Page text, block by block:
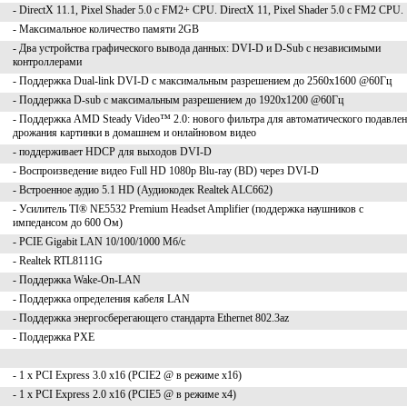
- DirectX 11.1, Pixel Shader 5.0 с FM2+ CPU. DirectX 11, Pixel Shader 5.0 с FM2 CPU.
- Максимальное количество памяти 2GB
- Два устройства графического вывода данных: DVI-D и D-Sub с независимыми
контроллерами
- Поддержка Dual-link DVI-D с максимальным разрешением до 2560x1600 @60Гц
- Поддержка D-sub с максимальным разрешением до 1920x1200 @60Гц
- Поддержка AMD Steady Video™ 2.0: нового фильтра для автоматического
дрожания картинки в домашнем и онлайновом видео
- поддерживает HDCP для выходов DVI-D
- Воспроизведение видео Full HD 1080p Blu-ray (BD) через DVI-D
- Встроенное аудио 5.1 HD (Аудиокодек Realtek ALC662)
- Усилитель TI® NE5532 Premium Headset Amplifier (поддержка наушников с
импедансом до 600 Ом)
- PCIE Gigabit LAN 10/100/1000 Мб/с
- Realtek RTL8111G
- Поддержка Wake-On-LAN
- Поддержка определения кабеля LAN
- Поддержка энергосберегающего стандарта Ethernet 802.3az
- Поддержка PXE
- 1 x PCI Express 3.0 x16 (PCIE2 @ в режиме x16)
- 1 x PCI Express 2.0 x16 (PCIE5 @ в режиме x4)